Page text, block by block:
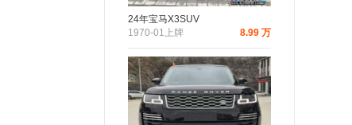
24年宝马X3SUV
1970-01上牌
8.99 万